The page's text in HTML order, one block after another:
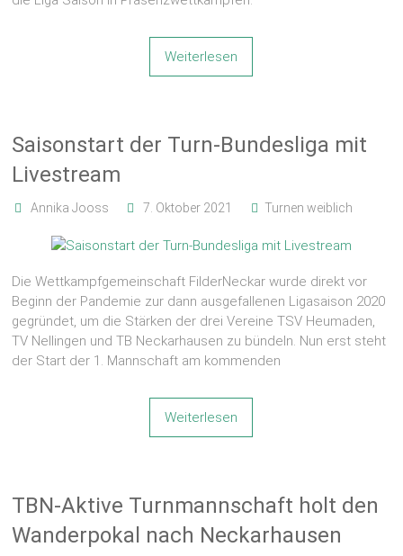
Weiterlesen
Saisonstart der Turn-Bundesliga mit
Livestream
Annika Jooss 7. Oktober 2021 Turnen weiblich
Die Wettkampfgemeinschaft FilderNeckar wurde direkt vor
Beginn der Pandemie zur dann ausgefallenen Ligasaison 2020
gegründet, um die Stärken der drei Vereine TSV Heumaden,
TV Nellingen und TB Neckarhausen zu bündeln. Nun erst steht
der Start der 1. Mannschaft am kommenden
Weiterlesen
TBN-Aktive Turnmannschaft holt den
Wanderpokal nach Neckarhausen